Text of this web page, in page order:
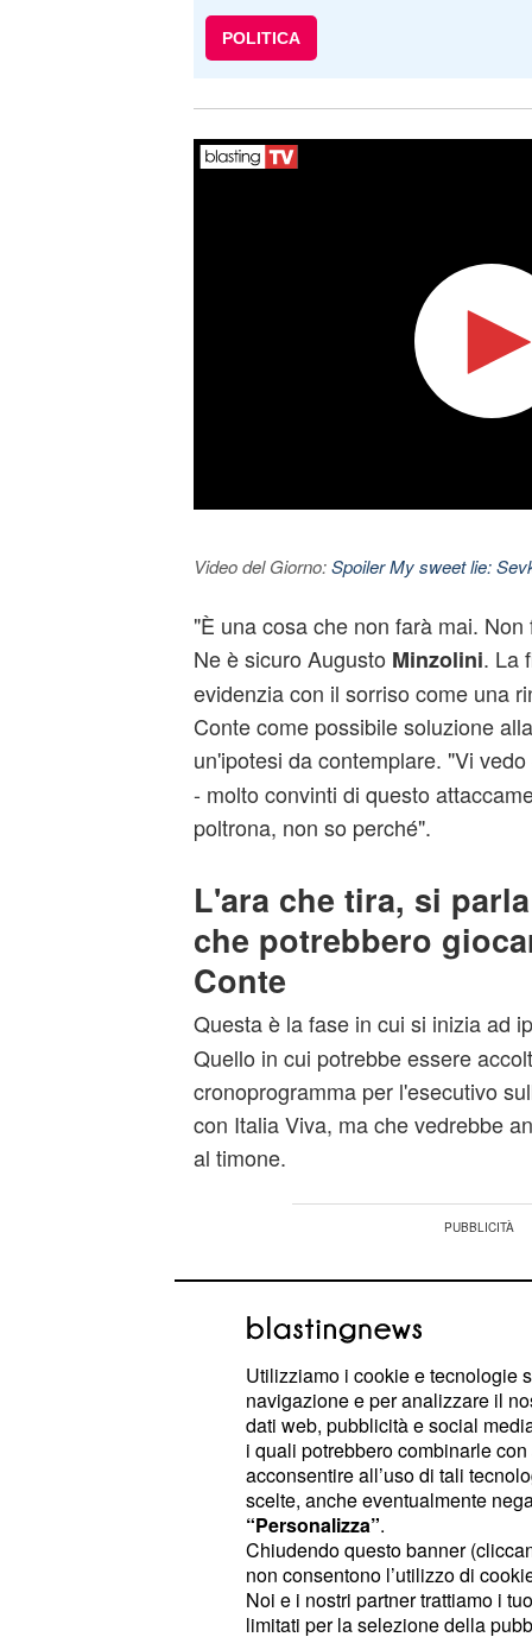
POLITICA
Video del Giorno:Spoiler My sweet lie:
"È una cosa che non farà mai.
Ne è sicuro Augusto Minzolini. La
evidenzia con il sorriso come una
Conte come possibile soluzione alla
un'ipotesi da contemplare. "Vi
- molto convinti di questo
poltrona, non so perché".
L'ara che tira, si
che potrebbero
Conte
Questa è la fase in cui si inizia ad
Quello in cui potrebbe essere
cronoprogramma per l'esecutivo
con Italia Viva, ma che vedrebbe
al timone.
Diventa, però, significativo ciò che
Utilizziamo i cookie e tecnologie
navigazione e per analizzare il
dati web, pubblicità e social
i quali potrebbero combinarle
acconsentire all’uso di tali
scelte, anche eventualmente
“Personalizza”.
Chiudendo questo banner
non consentono l’utilizzo di
Noi e i nostri partner trattiamo i
limitati per la selezione della